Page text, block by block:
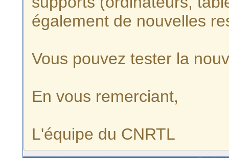
également de nouvelles
Vous pouvez tester la
En vous remerciant,
L'équipe du CNRTL